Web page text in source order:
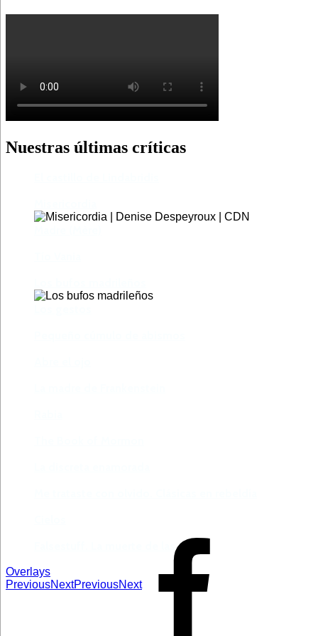
Nuestras últimas críticas
Falsestuff. La muerte de las musas
Overlays
PreviousNextPreviousNext